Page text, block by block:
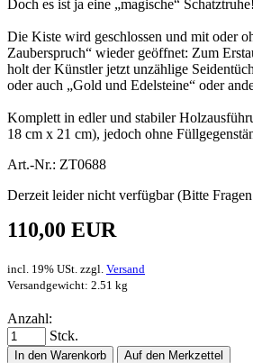
Doch es ist ja eine „magische“
Die Kiste wird geschlossen und mit oder
Zauberspruch“ wieder geöffnet: Zum
holt der Künstler jetzt unzählige
oder auch „Gold und Edelsteine“ oder
Komplett in edler und stabiler
18 cm x 21 cm), jedoch ohne
Art.-Nr.: ZT0688
Derzeit leider nicht verfügbar (Bitte
110,00 EUR
incl. 19% USt. zzgl. Versand
Versandgewicht: 2.51 kg
Anzahl:
Stck.
In den Warenkorb Auf den Merkzettel